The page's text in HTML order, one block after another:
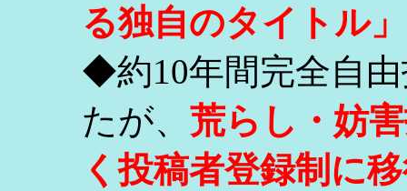
る独自のタイトル
◆約10年間完全自
たが、 荒らし・妨
く投稿者登録制に